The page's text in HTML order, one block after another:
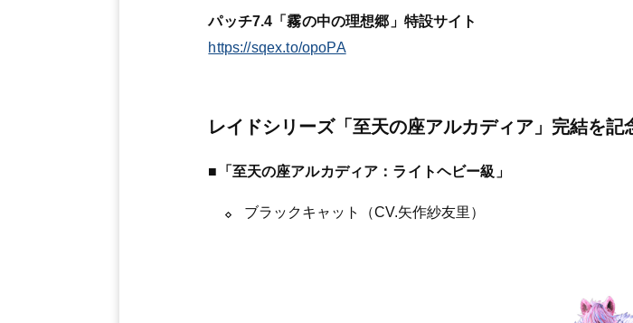
パッチ7.4「霧の中の理想郷」特設サイト
https://sqex.to/opoPA
レイドシリーズ「至天の座アルカディア」完結を記
■「至天の座アルカディア：ライトヘビー級」
ブラックキャット（CV.矢作紗友里）